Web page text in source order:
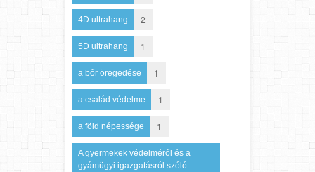
4D ultrahang 2
5D ultrahang 1
a bőr öregedése 1
a család védelme 1
a föld népessége 1
A gyermekek védelméről és a
gyámügyi igazgatásról szóló